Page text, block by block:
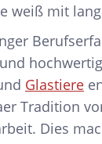
weiß mit
Glastiere
Tradition
Dies